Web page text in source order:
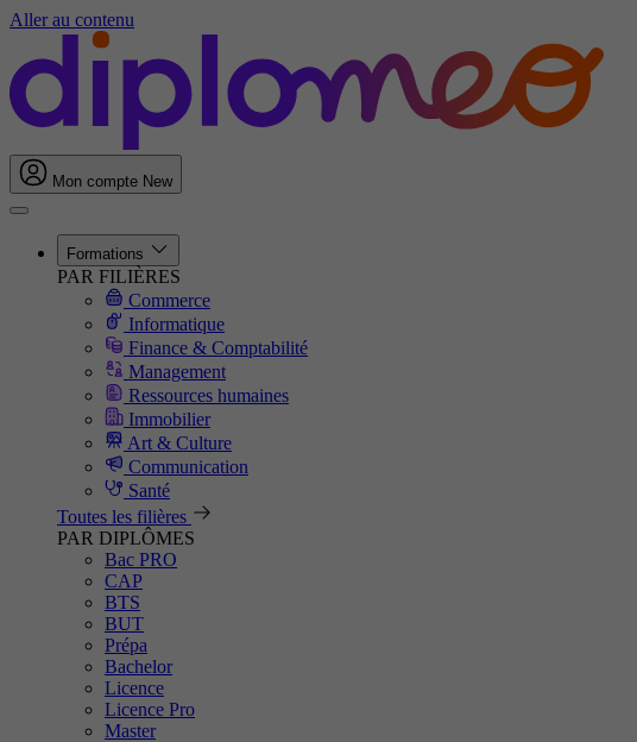
Aller au contenu
Mon compte New
Formations
PAR FILIÈRES
Commerce
Informatique
Finance & Comptabilité
Management
Ressources humaines
Immobilier
Art & Culture
Communication
Santé
Toutes les filières
PAR DIPLÔMES
Bac PRO
CAP
BTS
BUT
Prépa
Bachelor
Licence
Licence Pro
Master